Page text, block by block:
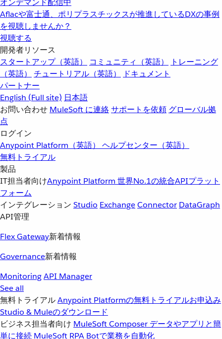
オンデマンド配信中
Aflacや富士通、ポリプラスチックスが推進しているDXの事例
を視聴しませんか？
視聴する
開発者リソース
スタートアップ（英語）
コミュニティ（英語）
トレーニング
（英語）
チュートリアル（英語）
ドキュメント
パートナー
English (Full site) 日本語
お問い合わせ MuleSoft に連絡サポートを依頼 グローバル拠
点
ログイン
Anypoint Platform（英語） ヘルプセンター（英語）
無料トライアル
製品
IT担当者向けAnypoint Platform 世界No.1の統合APIプラット
フォーム
インテグレーション Studio ExchangeConnector DataGraph
API管理
Flex Gateway新着情報
Governance新着情報
MonitoringAPI Manager
See all
無料トライアルAnypoint Platformの無料トライアルお申込み
Studio & Muleのダウンロード
ビジネス担当者向け MuleSoft Composer データやアプリと簡
単に接続 MuleSoft RPA Botで業務を自動化